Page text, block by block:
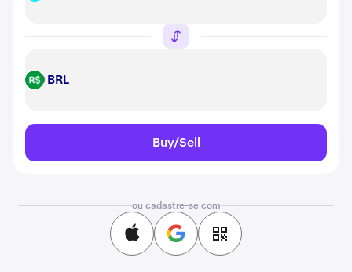
BRL BRL
Buy/Sell
ou cadastre-se com